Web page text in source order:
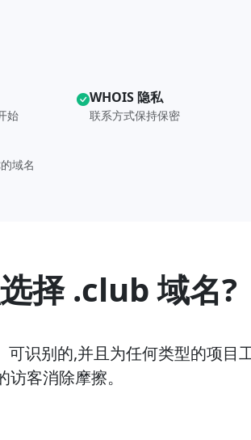
始
WHOIS 隐私
联系方式保持保密
域名
择 .club 域名?
可识别的,并且为任何类型的项
客消除摩擦。